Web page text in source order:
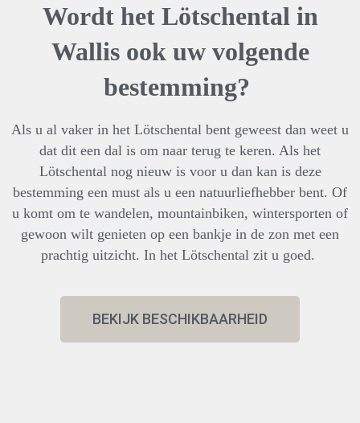
Wordt het Lötschental in
Wallis ook uw volgende
bestemming?
Als u al vaker in het Lötschental bent geweest dan weet u
dat dit een dal is om naar terug te keren. Als het
Lötschental nog nieuw is voor u dan kan is deze
bestemming een must als u een natuurliefhebber bent. Of
u komt om te wandelen, mountainbiken, wintersporten of
gewoon wilt genieten op een bankje in de zon met een
prachtig uitzicht. In het Lötschental zit u goed.
BEKIJK BESCHIKBAARHEID